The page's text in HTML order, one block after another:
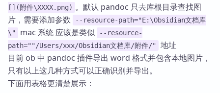
[](附件\XXXX.png) 。默认 pandoc 只去库根目录查找图
片，需要添加参数
--resource-path="E:\Obsidian文档库
\"
mac 系统 应该是类似
--resource-
path=""/Users/xxx/Obsidian文档库/附件/"
地址
目前 ob 中 pandoc 插件导出 word 格式并包含本地图片，
只有以上这几种方式可以正确识别并导出。
下面用表格更清楚展示：